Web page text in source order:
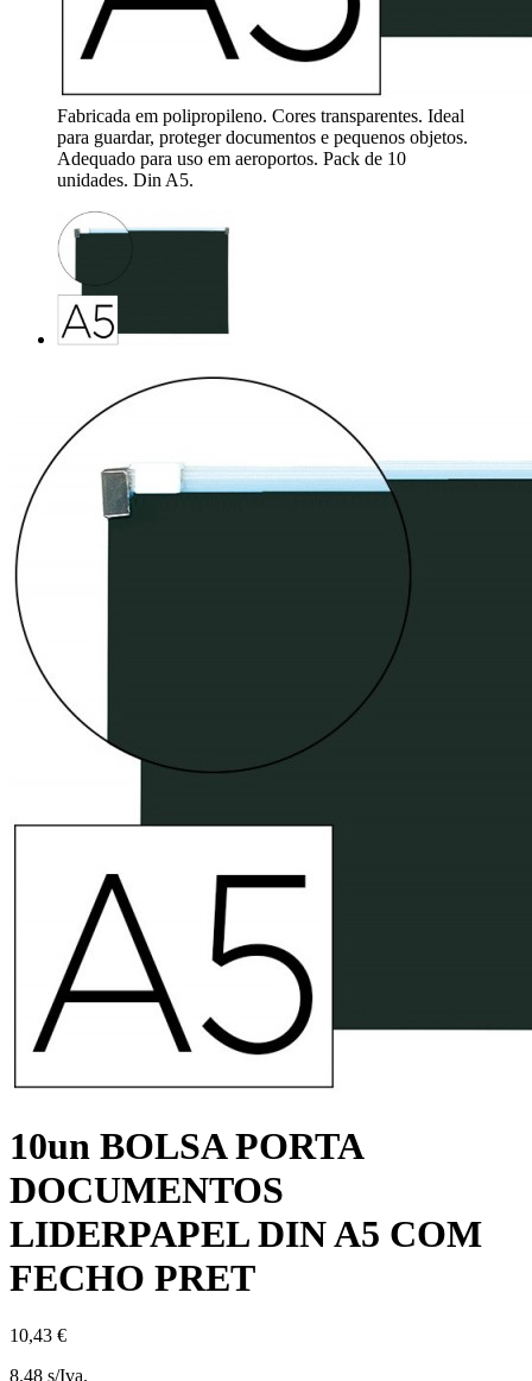
Fabricada em polipropileno. Cores transparentes. Ideal
para guardar, proteger documentos e pequenos objetos.
Adequado para uso em aeroportos. Pack de 10
unidades. Din A5.
10un BOLSA PORTA
DOCUMENTOS
LIDERPAPEL DIN A5 COM
FECHO PRET
10,43 €
8.48 s/Iva.